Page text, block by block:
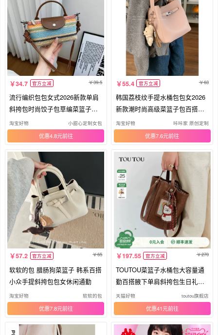
34.7 官方立减 39.5
流行编织包包女式2026新款单肩
斜挎包时尚饺子包草编菜篮子小
方包
淘宝好物 小甜心定制女包
优惠4.8元
55.4 官方立减 63
韩国荔枝纹手提水桶包包女2026
新款潮时尚高级菜篮子包百搭斜
挎包
淘宝好物 咔咔家 原创定制
优惠7.6元
57.2 官方立减 65
软软的包 腊肠狗菜篮子 韩系百搭
小众手提斜挎包包女休闲通勤
淘宝好物 软软的包
优惠7.8元
197.55 官方立减 270
TOUTOU菜篮子水桶包大容量通
勤百搭腋下单肩斜挎包生日礼物
送女友
天猫好物 toutou旗舰店
优惠41元